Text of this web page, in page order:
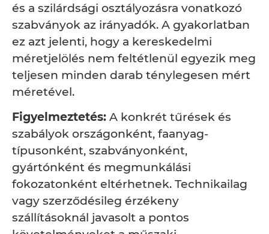
és a szilárdsági osztályozásra vonatkozó
szabványok az irányadók. A gyakorlatban
ez azt jelenti, hogy a kereskedelmi
méretjelölés nem feltétlenül egyezik meg
teljesen minden darab ténylegesen mért
méretével.
Figyelmeztetés: A konkrét tűrések és
szabályok országonként, faanyag-
típusonként, szabványonként,
gyártónként és megmunkálási
fokozatonként eltérhetnek. Technikailag
vagy szerződésileg érzékeny
szállításoknál javasolt a pontos